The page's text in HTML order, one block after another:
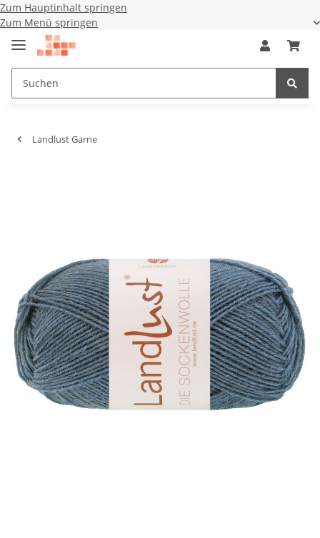
Zum Hauptinhalt springen
Zum Menü springen
Landlust Garne